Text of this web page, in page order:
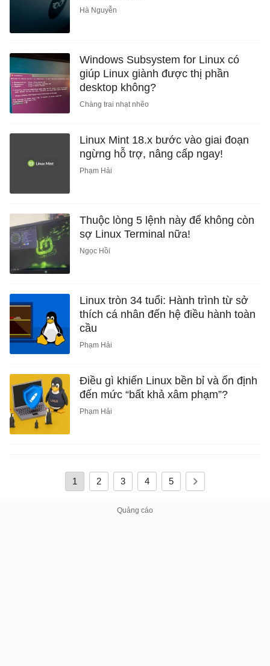
Hà Nguyễn
Windows Subsystem for Linux có
giúp Linux giành được thị phần
desktop không?
Chàng trai nhạt nhẽo
Linux Mint 18.x bước vào giai đoạn
ngừng hỗ trợ, nâng cấp ngay!
Phạm Hải
Thuộc lòng 5 lệnh này để không còn
sợ Linux Terminal nữa!
Ngọc Hồi
Linux tròn 34 tuổi: Hành trình từ sở
thích cá nhân đến hệ điều hành toàn
cầu
Phạm Hải
Điều gì khiến Linux bền bỉ và ổn định
đến mức “bất khả xâm phạm”?
Phạm Hải
1 2 3 4 5